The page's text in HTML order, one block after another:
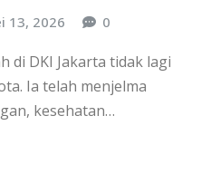
13, 2026 0
di DKI Jakarta tidak lagi
Ia telah menjelma
kesehatan…